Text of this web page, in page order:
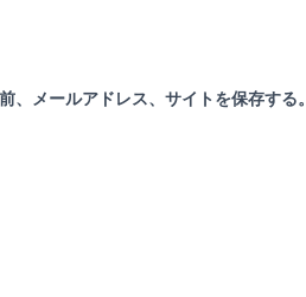
メールアドレス、サイトを保存する。